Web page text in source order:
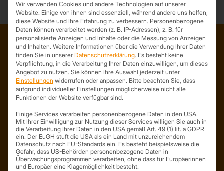
ADRESSE
Trapezprofile Deutschland
ist ein Geschäftsbereich der
On Spot Service GmbH
Söllichauer Straße 7
04356 Leipzig
Deutschland
Mail: info@trapezprofile-deutschland.de
Tel.: +49 341 520 19 139
Wir verwenden Cookies und andere Technologien auf unserer
Website. Einige von ihnen sind essenziell, während andere uns helfen,
diese Website und Ihre Erfahrung zu verbessern. Personenbezogene
Daten können verarbeitet werden (z. B. IP-Adressen), z. B. für
personalisierte Anzeigen und Inhalte oder die Messung von Anzeigen
und Inhalten. Weitere Informationen über die Verwendung Ihrer Daten
finden Sie in unserer Datenschutzerklärung. Es besteht keine
Verpflichtung, in die Verarbeitung Ihrer Daten einzuwilligen, um dieses
Angebot zu nutzen. Sie können Ihre Auswahl jederzeit unter
Einstellungen widerrufen oder anpassen. Bitte beachten Sie, dass
aufgrund individueller Einstellungen möglicherweise nicht alle
Funktionen der Website verfügbar sind.
Einige Services verarbeiten personenbezogene Daten in den USA.
Mit Ihrer Einwilligung zur Nutzung dieser Services willigen Sie auch in
die Verarbeitung Ihrer Daten in den USA gemäß Art. 49 (1) lit. a GDPR
ein. Der EuGH stuft die USA als ein Land mit unzureichendem
Datenschutz nach EU-Standards ein. Es besteht beispielsweise die
Gefahr, dass US-Behörden personenbezogene Daten in
Überwachungsprogrammen verarbeiten, ohne dass für Europäerinnen
und Europäer eine Klagemöglichkeit besteht.